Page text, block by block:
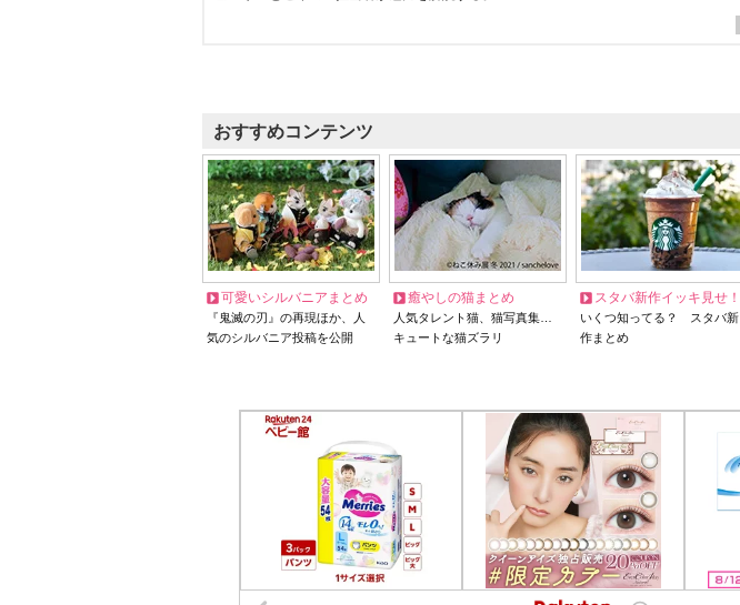
おすすめコンテンツ
可愛いシルバニアまとめ
『鬼滅の刃』の再現ほか、人
気のシルバニア投稿を公開
癒やしの猫まとめ
人気タレント猫、猫写真集…
キュートな猫ズラリ
スタバ新作イッキ見せ！
いくつ知ってる？ スタバ新
作まとめ